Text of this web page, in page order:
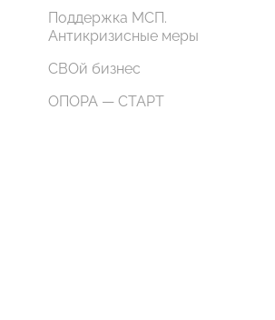
Поддержка МСП.
Антикризисные меры
СВОй бизнес
ОПОРА — СТАРТ